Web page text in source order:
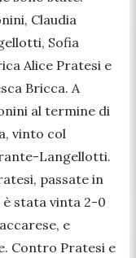
Claudia
Sofia
Alice Pratesi e
Bricca. A
al termine di
vinto col
Langellotti.
passate in
è stata vinta 2-0
e
Contro Pratesi e